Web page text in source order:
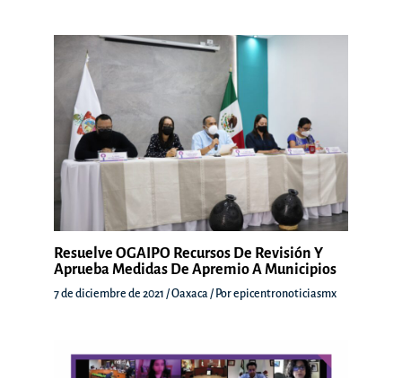
Resuelve OGAIPO Recursos De Revisión Y
Aprueba Medidas De Apremio A Municipios
7 de diciembre de 2021 /Oaxaca / Porepicentronoticiasmx